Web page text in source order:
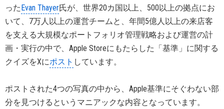
ったEvan Thayer氏が、世界20カ国以上、500以上の拠点にお
いて、7万人以上の運営チームと、年間5億人以上の来店客
を支える大規模なポートフォリオ管理戦略および運営の計
画・実行の中で、Apple Storeにもたらした「基準」に関する
クイズをXにポスト しています。
ポストされた4つの写真の中から、Apple基準にそぐわない部
分を見つけるというマニアックな内容となっています。